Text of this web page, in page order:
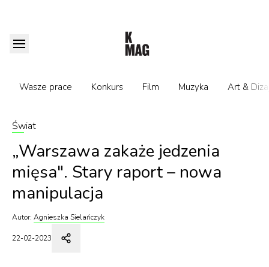
Wasze prace Konkurs Film Muzyka Art &
Świat
„Warszawa zakaże jedzenia
mięsa". Stary raport – nowa
manipulacja
Autor: Agnieszka Sielańczyk
22-02-2023